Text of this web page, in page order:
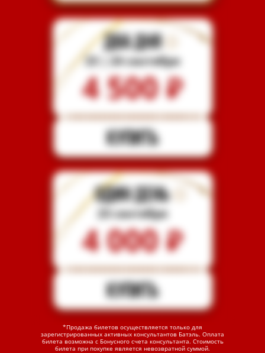
23 | 24 сентября
4 500₽
23 сентября
4 000₽
*Продажа билетов осуществляется только для
зарегистрированных активных консультантов Батэль. Оплата
билета возможна с Бонусного счета консультанта. Стоимость
билета при покупке является невозвратной суммой.